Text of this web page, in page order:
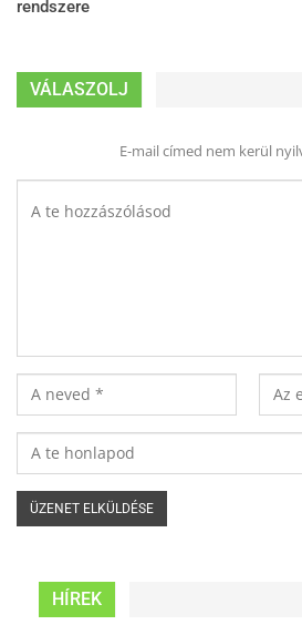
rendszere
VÁLASZOLJ
E-mail címed nem kerül
HÍREK